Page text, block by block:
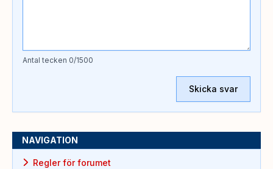
Antal tecken 0/1500
Skicka svar
NAVIGATION
Regler för forumet